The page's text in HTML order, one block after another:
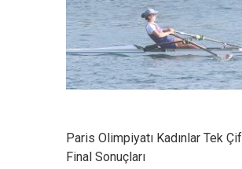
Paris Olimpiyatı Kadınlar Tek
Final Sonuçları